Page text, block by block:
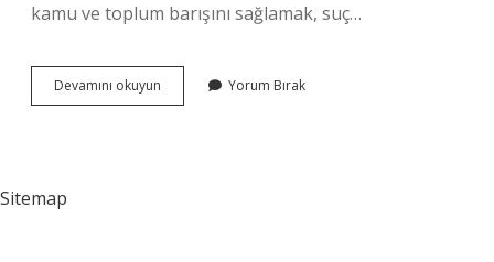
kamu ve toplum barışını sağlamak, suç…
Devamını okuyun
Hukukunun
Yorum Bırak
Sitemap